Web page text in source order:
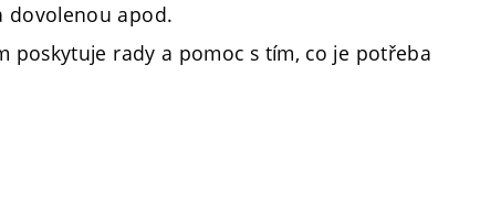
dovolenou apod.
poskytuje rady a pomoc s tím, co je potřeba